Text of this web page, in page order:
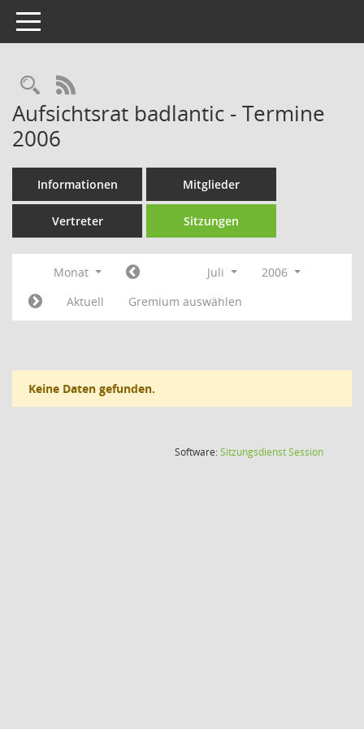
Toggle navigation
Rechercheauswahl
RSS-Feed
Aufsichtsrat badlantic - Termine
2006
Informationen Mitglieder
Vertreter Sitzungen
Monat Juli
2006
Aktuell
Gremium auswählen
Keine Daten gefunden.
Software:SitzungsdienstSession(Wird in